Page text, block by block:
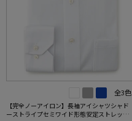
全3色
【完全ノーアイロン】長袖アイシャツシャド
ーストライプセミワイド形態安定ストレッチ